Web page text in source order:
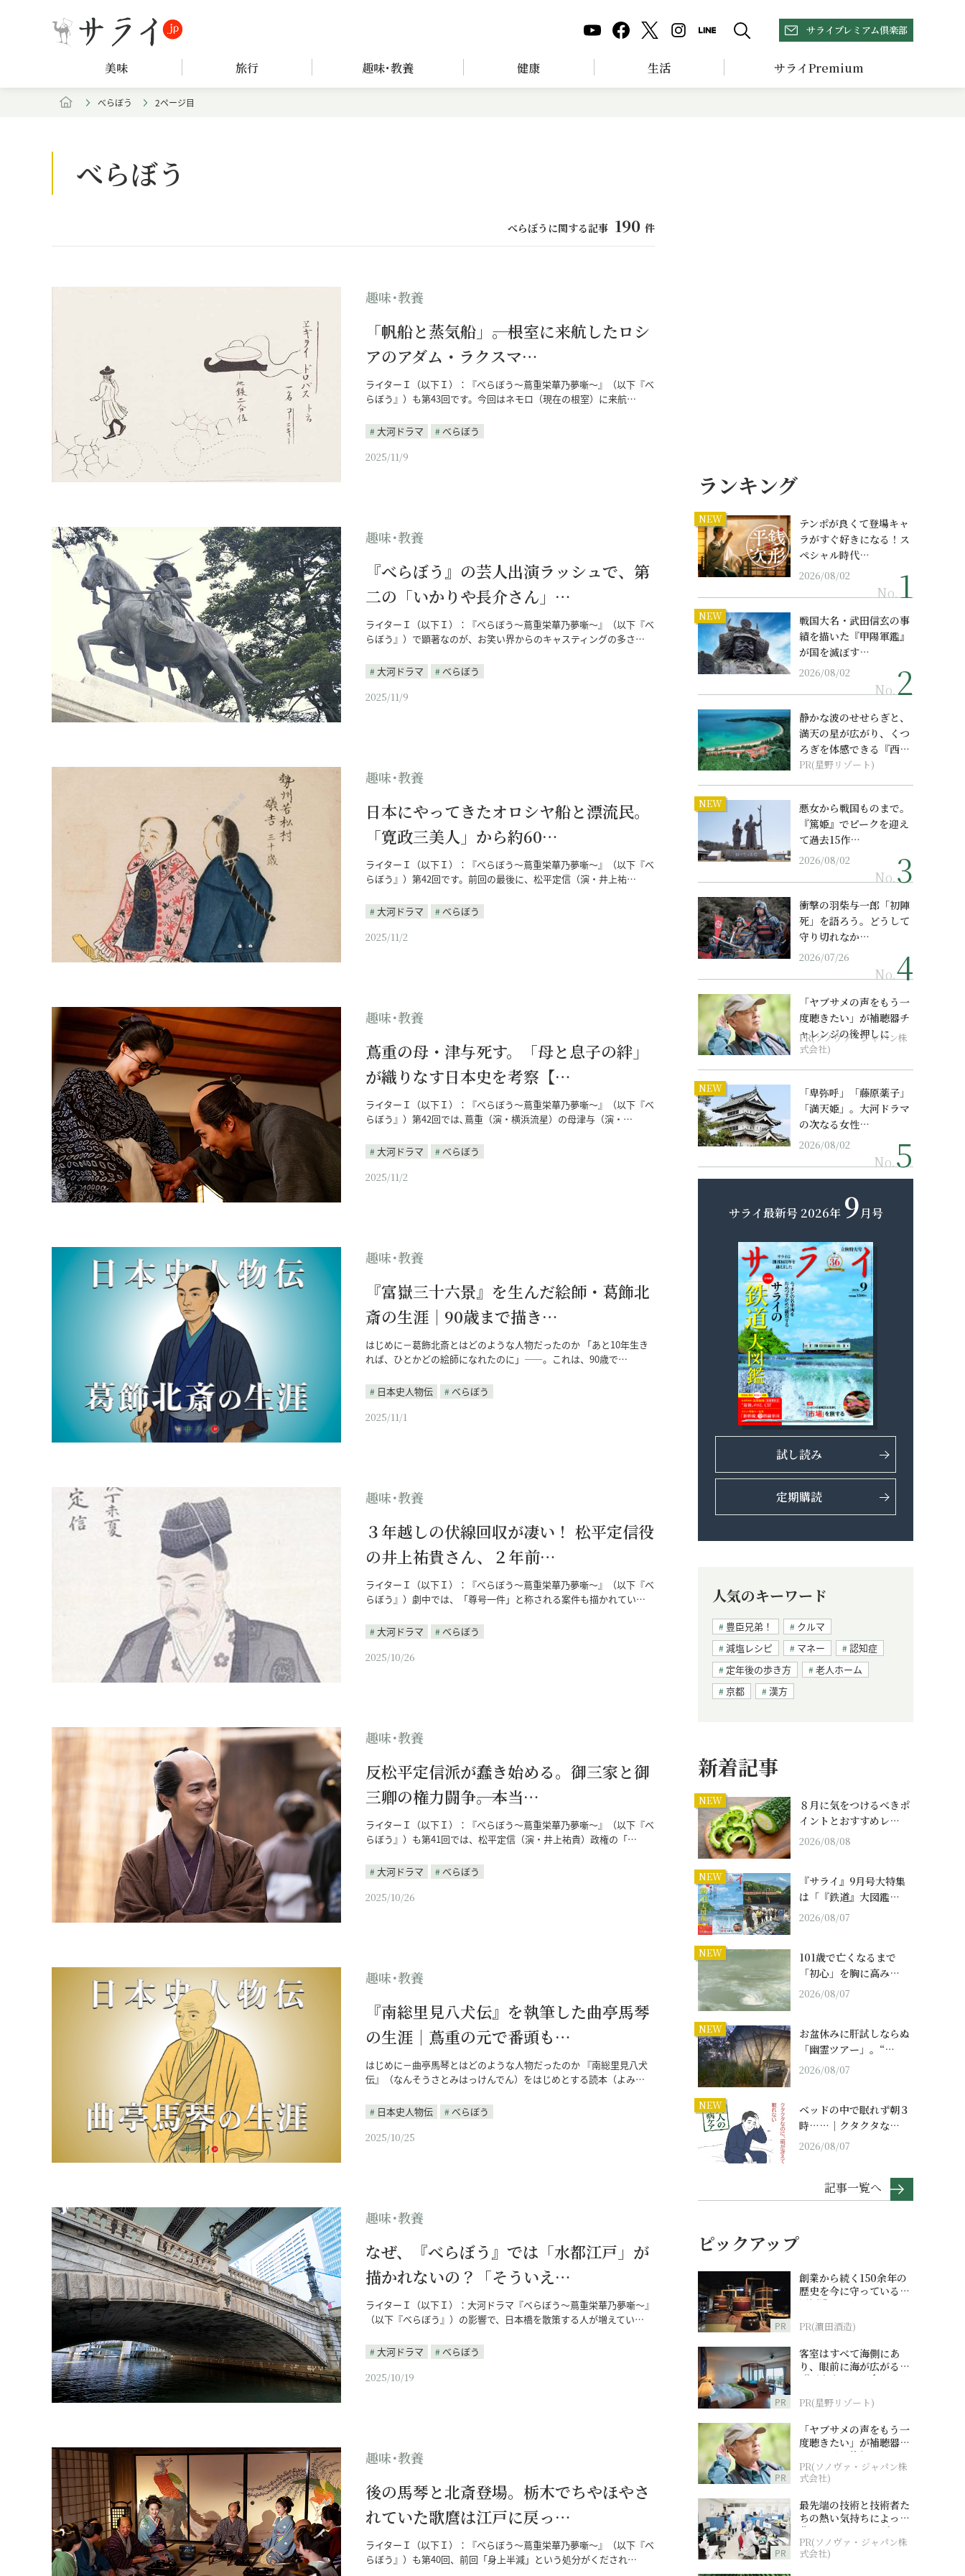
サライプレミアム倶楽部
美味 旅行 趣味･教養 健康 生活 サライPremium
べらぼう 2ページ目
べらぼう
べらぼうに関する記事 190 件
趣味･教養
「帆船と蒸気船」――。根室に来航したロシ
アのアダム・ラクスマ…
ライターＩ（以下Ｉ）：『べらぼう～蔦重栄華乃夢噺～』（以下『べ
らぼう』）も第43回です。今回はネモロ（現在の根室）に来航…
大河ドラマ
べらぼう
2025/11/9
趣味･教養
『べらぼう』の芸人出演ラッシュで、第
二の「いかりや長介さん」…
ライターＩ（以下Ｉ）：『べらぼう～蔦重栄華乃夢噺～』（以下『べ
らぼう』）で顕著なのが、お笑い界からのキャスティングの多さ…
大河ドラマ
べらぼう
2025/11/9
趣味･教養
日本にやってきたオロシヤ船と漂流民。
「寛政三美人」から約60…
ライターＩ（以下Ｉ）：『べらぼう～蔦重栄華乃夢噺～』（以下『べ
らぼう』）第42回です。前回の最後に、松平定信（演・井上祐…
大河ドラマ
べらぼう
2025/11/2
趣味･教養
蔦重の母・津与死す。「母と息子の絆」
が織りなす日本史を考察【…
ライターＩ（以下Ｉ）：『べらぼう～蔦重栄華乃夢噺～』（以下『べ
らぼう』）第42回では､蔦重（演・横浜流星）の母津与（演・…
大河ドラマ
べらぼう
2025/11/2
趣味･教養
『富嶽三十六景』を生んだ絵師・葛飾北
斎の生涯｜90歳まで描き…
はじめに－葛飾北斎とはどのような人物だったのか 「あと10年生き
れば、ひとかどの絵師になれたのに」——。これは、90歳で…
日本史人物伝
べらぼう
2025/11/1
趣味･教養
３年越しの伏線回収が凄い！ 松平定信役
の井上祐貴さん、２年前…
ライターＩ（以下Ｉ）：『べらぼう～蔦重栄華乃夢噺～』（以下『べ
らぼう』）劇中では、「尊号一件」と称される案件も描かれてい…
大河ドラマ
べらぼう
2025/10/26
趣味･教養
反松平定信派が蠢き始める。御三家と御
三卿の権力闘争――。本当…
ライターＩ（以下Ｉ）：『べらぼう～蔦重栄華乃夢噺～』（以下『べ
らぼう』）も第41回では、松平定信（演・井上祐貴）政権の「…
大河ドラマ
べらぼう
2025/10/26
趣味･教養
『南総里見八犬伝』を執筆した曲亭馬琴
の生涯｜蔦重の元で番頭も…
はじめに－曲亭馬琴とはどのような人物だったのか 『南総里見八犬
伝』（なんそうさとみはっけんでん）をはじめとする読本（よみ…
日本史人物伝
べらぼう
2025/10/25
趣味･教養
なぜ、『べらぼう』では「水都江戸」が
描かれないの？「そういえ…
ライターＩ（以下Ｉ）：大河ドラマ『べらぼう～蔦重栄華乃夢噺～』
（以下『べらぼう』）の影響で、日本橋を散策する人が増えてい…
大河ドラマ
べらぼう
2025/10/19
趣味･教養
後の馬琴と北斎登場。栃木でちやほやさ
れていた歌麿は江戸に戻っ…
ライターＩ（以下Ｉ）：『べらぼう～蔦重栄華乃夢噺～』（以下『べ
らぼう』）も第40回、前回「身上半減」という処分がくだされ…
ランキング
NEW
テンポが良くて登場キャ
ラがすぐ好きになる！ス
ペシャル時代…
2026/08/02
No.
NEW
戦国大名・武田信玄の事
績を描いた『甲陽軍鑑』
が国を滅ぼす…
2026/08/02
No.
静かな波のせせらぎと、
満天の星が広がり、くつ
ろぎを体感できる『西表
島ホテル by...
PR(星野リゾート)
NEW
悪女から戦国ものまで。
『篤姫』でピークを迎え
て過去15作…
2026/08/02
No.
衝撃の羽柴与一郎「初陣
死」を語ろう。どうして
守り切れなか…
2026/07/26
No.
「ヤブサメの声をもう一
度聴きたい」が補聴器チ
ャレンジの後押しに
PR(ソノヴァ・ジャパン株
式会社)
NEW
「卑弥呼」「藤原薬子」
「満天姫」。大河ドラマ
の次なる女性…
2026/08/02
No.
サライ最新号 2026年 9月号
試し読み
定期購読
人気のキーワード
豊臣兄弟！
クルマ
減塩レシピ
マネー
認知症
定年後の歩き方
老人ホーム
京都
漢方
新着記事
NEW
８月に気をつけるべきポ
イントとおすすめレ…
2026/08/08
NEW
『サライ』9月号大特集
は「『鉄道』大図鑑…
2026/08/07
NEW
101歳で亡くなるまで
「初心」を胸に高み…
2026/08/07
NEW
お盆休みに肝試しならぬ
「幽霊ツアー」。“…
2026/08/07
NEW
ベッドの中で眠れず朝３
時……｜クタクタな…
2026/08/07
記事一覧へ
ピックアップ
PR
創業から続く150余年の
歴史を今に守っている濵
田酒造
PR(濵田酒造)
PR
客室はすべて海側にあ
り、眼前に海が広がる
『西表島ホテル by 星野
PR(星野リゾート)
PR
「ヤブサメの声をもう一
度聴きたい」が補聴器チ
ャレンジの後押しに
PR(ソノヴァ・ジャパン株
式会社)
PR
最先端の技術と技術者た
ちの熱い気持ちによって
作られているオーダーメ
イド補聴器
PR(ソノヴァ・ジャパン株
式会社)